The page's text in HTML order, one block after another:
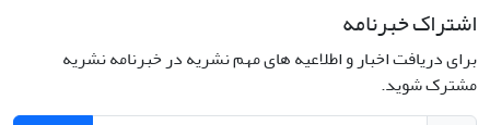
اشتراک خبرنامه
برای دریافت اخبار و اطلاعیه های مهم نشریه در خبرنامه نشریه
مشترک شوید.